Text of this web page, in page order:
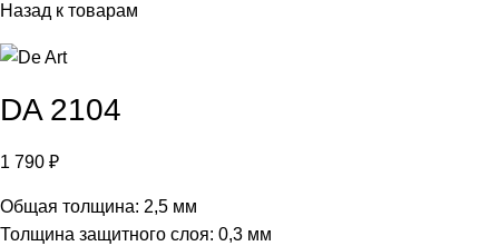
Назад к товарам
DA 2104
1 790 ₽
Общая толщина: 2,5 мм
Толщина защитного слоя: 0,3 мм